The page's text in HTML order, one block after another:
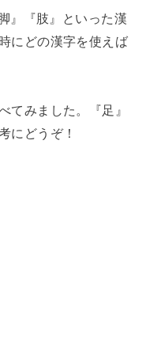
』『肢』といった漢
にどの漢字を使えば
てみました。『足』
にどうぞ！